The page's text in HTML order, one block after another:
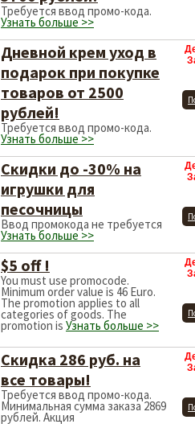
Требуется ввод промо-кода.
Узнать больше >>
Дневной крем уход в
подарок при покупке
товаров от 2500
рублей!
Требуется ввод промо-кода.
Узнать больше >>
Скидки до -30% на
игрушки для
песочницы
Ввод промокода не требуется
Узнать больше >>
$5 off !
You must use promocode.
Minimum order value is 46 Euro.
The promotion applies to all
categories of goods. The
promotion is Узнать больше >>
Скидка 286 руб. на
все товары!
Требуется ввод промо-кода.
Минимальная сумма заказа 2869
рублей. Акция